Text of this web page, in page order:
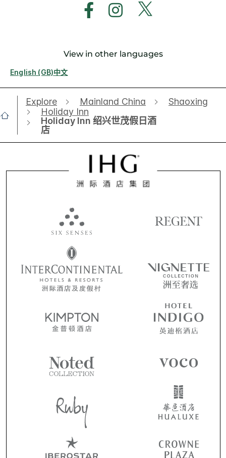
View in other languages
English (GB)中文
Explore Mainland China
Shaoxing
Holiday Inn
Holiday Inn 绍兴世茂假日酒
店